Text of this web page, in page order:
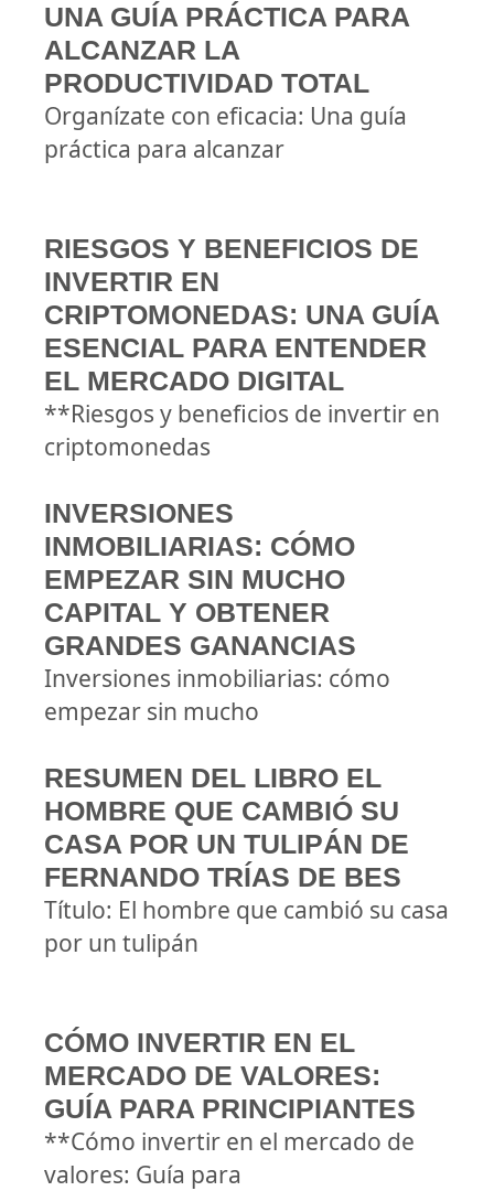
UNA GUÍA PRÁCTICA PARA
ALCANZAR LA
PRODUCTIVIDAD TOTAL
Organízate con eficacia: Una guía
práctica para alcanzar
RIESGOS Y BENEFICIOS DE
INVERTIR EN
CRIPTOMONEDAS: UNA GUÍA
ESENCIAL PARA ENTENDER
EL MERCADO DIGITAL
**Riesgos y beneficios de invertir en
criptomonedas
INVERSIONES
INMOBILIARIAS: CÓMO
EMPEZAR SIN MUCHO
CAPITAL Y OBTENER
GRANDES GANANCIAS
Inversiones inmobiliarias: cómo
empezar sin mucho
RESUMEN DEL LIBRO EL
HOMBRE QUE CAMBIÓ SU
CASA POR UN TULIPÁN DE
FERNANDO TRÍAS DE BES
Título: El hombre que cambió su casa
por un tulipán
CÓMO INVERTIR EN EL
MERCADO DE VALORES:
GUÍA PARA PRINCIPIANTES
**Cómo invertir en el mercado de
valores: Guía para